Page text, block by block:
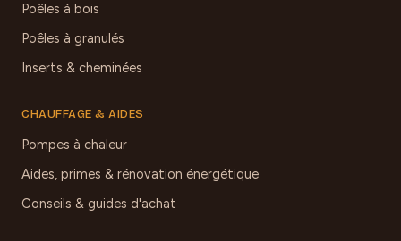
Poêles à bois
Poêles à granulés
Inserts & cheminées
CHAUFFAGE & AIDES
Pompes à chaleur
Aides, primes & rénovation énergétique
Conseils & guides d'achat